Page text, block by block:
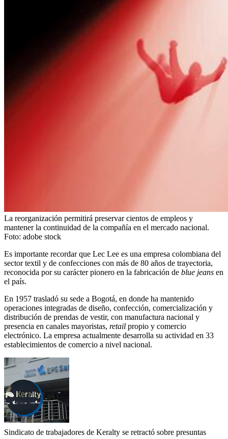
La reorganización permitirá preservar cientos de empleos y
mantener la continuidad de la compañía en el mercado nacional.
Foto: adobe stock
Es importante recordar que Lec Lee es una empresa colombiana del
sector textil y de confecciones con más de 80 años de trayectoria,
reconocida por su carácter pionero en la fabricación de blue jeans en
el país.
En 1957 trasladó su sede a Bogotá, en donde ha mantenido
operaciones integradas de diseño, confección, comercialización y
distribución de prendas de vestir, con manufactura nacional y
presencia en canales mayoristas, retail propio y comercio
electrónico. La empresa actualmente desarrolla su actividad en 33
establecimientos de comercio a nivel nacional.
Sindicato de trabajadores de Keralty se retractó sobre presuntas